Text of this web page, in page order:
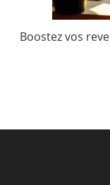
Boostez vos